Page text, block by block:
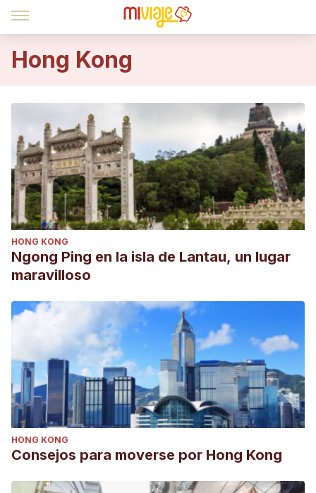
Hong Kong
HONG KONG
Ngong Ping en la isla de Lantau, un lugar
maravilloso
HONG KONG
Consejos para moverse por Hong Kong